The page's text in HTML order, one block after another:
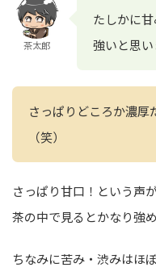
茶太郎
たしかに
強いと思い
さっぱりどころか濃厚
（笑）
さっぱり甘口！という声
茶の中で見るとかなり強
ちなみに苦み・渋みはほぼ